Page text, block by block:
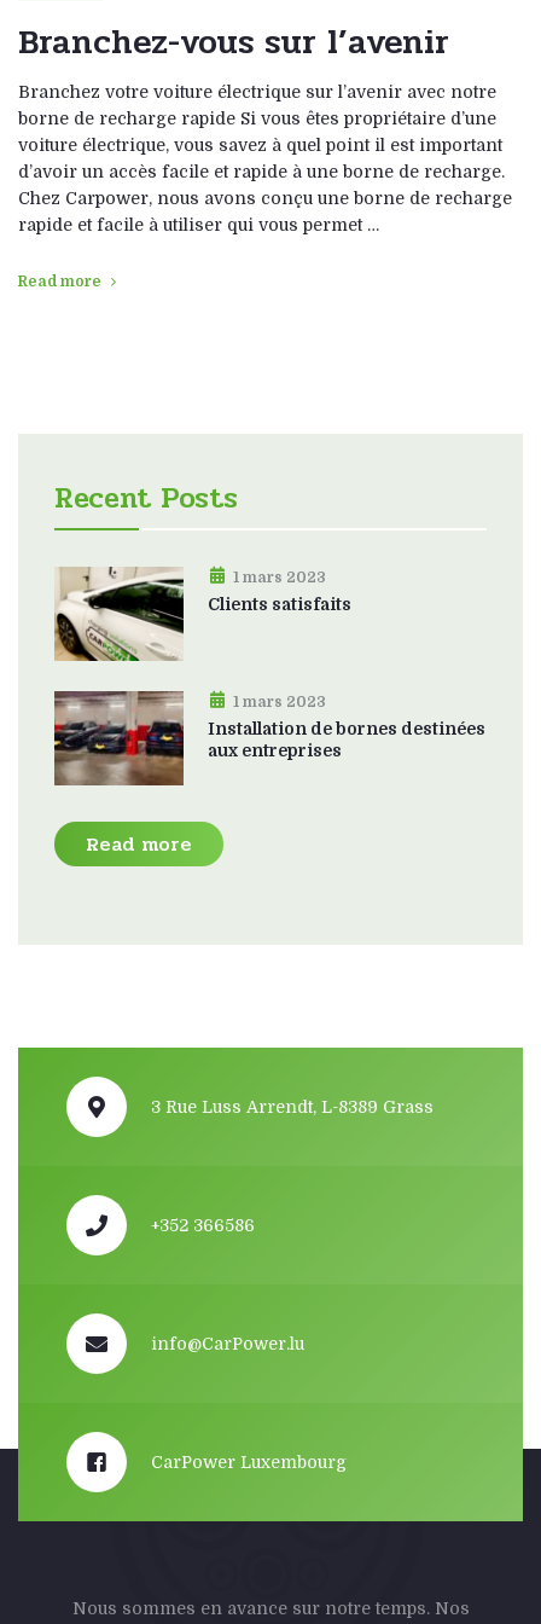
Branchez-vous sur l’avenir
Branchez votre voiture électrique sur l’avenir avec notre
borne de recharge rapide Si vous êtes propriétaire d’une
voiture électrique, vous savez à quel point il est important
d’avoir un accès facile et rapide à une borne de recharge.
Chez Carpower, nous avons conçu une borne de recharge
rapide et facile à utiliser qui vous permet …
Read more
Recent Posts
1 mars 2023
Clients satisfaits
1 mars 2023
Installation de bornes destinées
aux entreprises
Read more
3 Rue Luss Arrendt, L-8389 Grass
+352 366586
info@CarPower.lu
CarPower Luxembourg
Nous sommes en avance sur notre temps. Nos